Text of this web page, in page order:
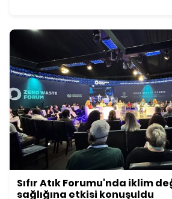
Sıfır Atık Forumu'nda iklim
sağlığına etkisi konuşuldu